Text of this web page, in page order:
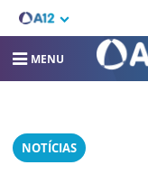
MENU
NOTÍCIAS